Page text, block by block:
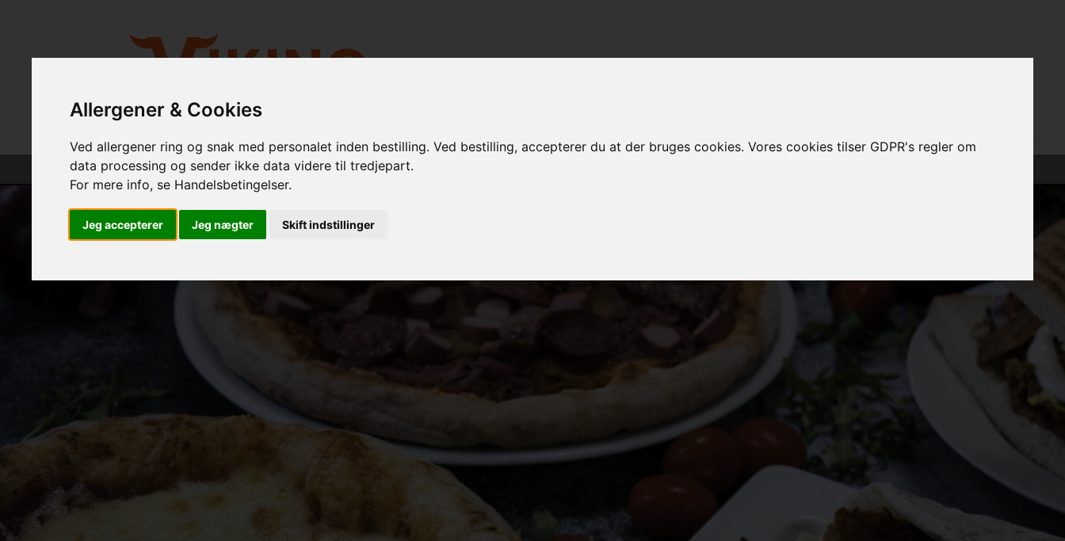
Allergener & Cookies
Ved allergener ring og snak med personalet inden bestilling. Ved bestilling, accepterer du at der bruges cookies. Vores cookies tilser GDPR's regler om
data processing og sender ikke data videre til tredjepart.
For mere info, se Handelsbetingelser.
Jeg accepterer Jeg nægter Skift indstillinger
Forsiden |